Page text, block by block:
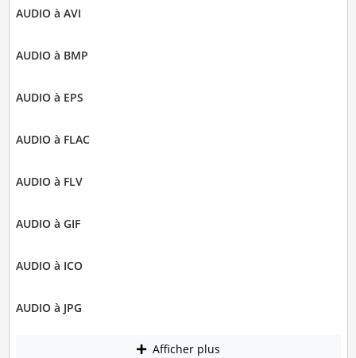
AUDIO à AVI
AUDIO à BMP
AUDIO à EPS
AUDIO à FLAC
AUDIO à FLV
AUDIO à GIF
AUDIO à ICO
AUDIO à JPG
Afficher plus